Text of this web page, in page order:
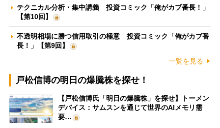
テクニカル分析・集中講義 投資コミック「俺がカブ番長！」
【第10回】
不透明相場に勝つ信用取引の極意 投資コミック「俺がカブ番
長！」【第9回】
一覧を見る
戸松信博の明日の爆騰株を探せ！
【戸松信博氏「明日の爆騰株」を探せ】トーメン
デバイス：サムスンを通じて世界のAIメモリ需
要…